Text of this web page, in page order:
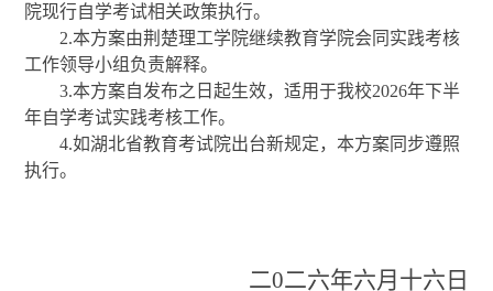
院现行自学考试相关政策执行。
2.本方案由荆楚理工学院继续教育学院会同实践考核
工作领导小组负责解释。
3.本方案自发布之日起生效，适用于我校2026年下半
年自学考试实践考核工作。
4.如湖北省教育考试院出台新规定，本方案同步遵照
执行。
二0二六年六月十六日